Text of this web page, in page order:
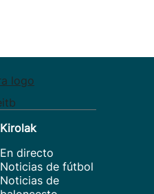
Kirolak
En directo
Noticias de fútbol
Noticias de